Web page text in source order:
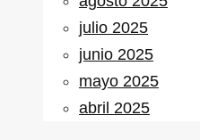
julio 2025
junio 2025
mayo 2025
abril 2025